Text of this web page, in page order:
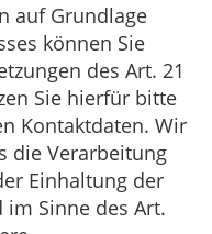
auf Grundlage
können Sie
des Art. 21
Sie hierfür bitte
Kontaktdaten. Wir
die Verarbeitung
Einhaltung der
Sinne des Art.